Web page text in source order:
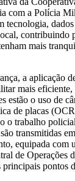
com a Polícia
tecnologia,
contribuindo
mais
a aplicação
mais
estão o uso de
de placas
o trabalho
transmitidas
equipada com
de
pontos